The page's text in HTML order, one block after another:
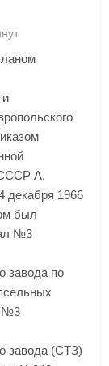
и
А.
декабря 1966
был
№3
завода по
№3
завода (СТЗ)